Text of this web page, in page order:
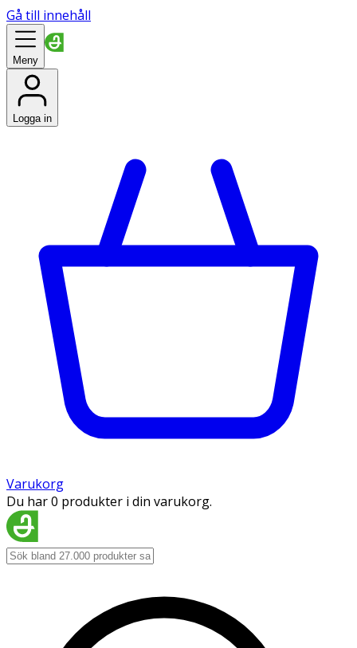
Gå till innehåll
Meny
Logga in
Varukorg
Du har 0 produkter i din varukorg.